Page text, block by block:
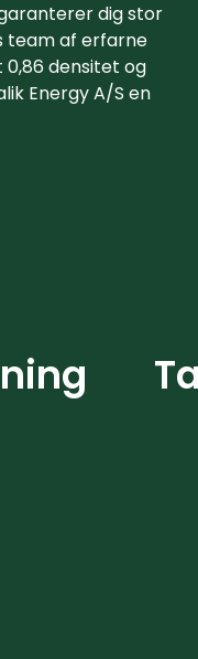
dig stor
team af erfarne
densitet og
Energy A/S en